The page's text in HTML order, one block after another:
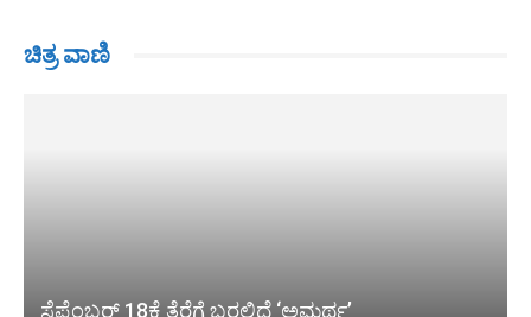
ಚಿತ್ರ ವಾಣಿ
ಸೆಪ್ಟೆಂಬರ್ 18ಕ್ಕೆ ತೆರೆಗೆ ಬರಲಿದೆ ‘ಅಮರ್ಥ’